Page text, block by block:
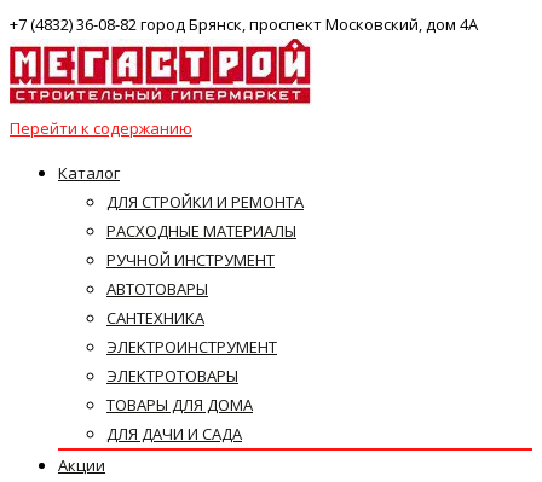
+7 (4832) 36-08-82 город Брянск, проспект Московский, дом 4А
Перейти к содержанию
Каталог
ДЛЯ СТРОЙКИ И РЕМОНТА
РАСХОДНЫЕ МАТЕРИАЛЫ
РУЧНОЙ ИНСТРУМЕНТ
АВТОТОВАРЫ
САНТЕХНИКА
ЭЛЕКТРОИНСТРУМЕНТ
ЭЛЕКТРОТОВАРЫ
ТОВАРЫ ДЛЯ ДОМА
ДЛЯ ДАЧИ И САДА
Акции